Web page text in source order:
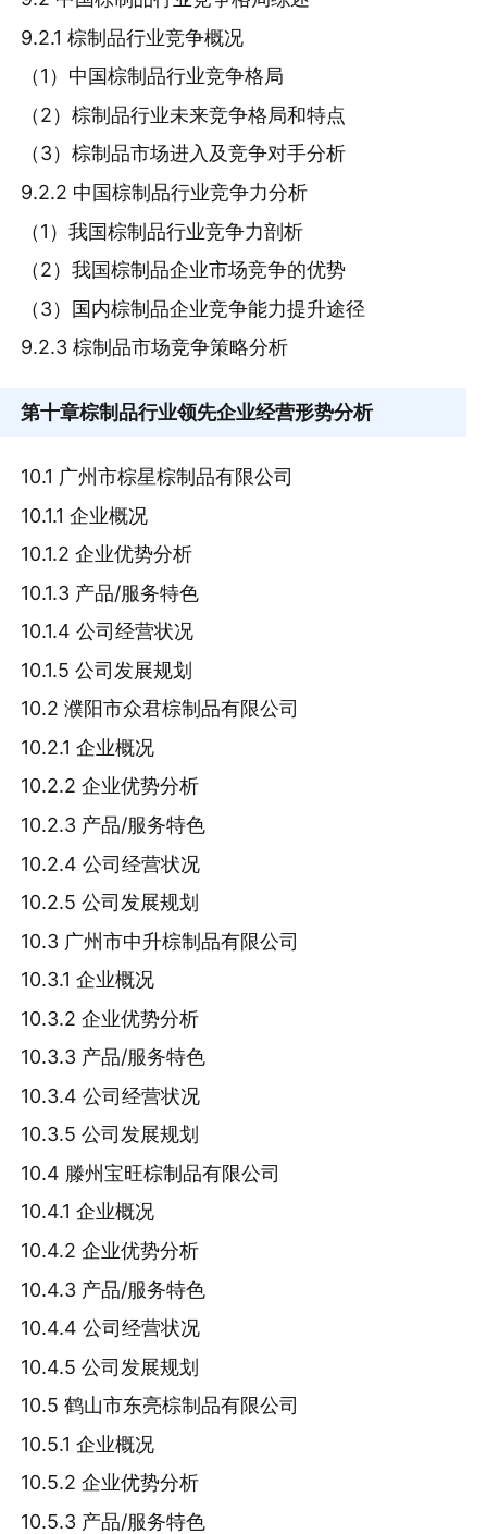
9.2.1 棕制品行业竞争概况
（1）中国棕制品行业竞争格局
（2）棕制品行业未来竞争格局和特点
（3）棕制品市场进入及竞争对手分析
9.2.2 中国棕制品行业竞争力分析
（1）我国棕制品行业竞争力剖析
（2）我国棕制品企业市场竞争的优势
（3）国内棕制品企业竞争能力提升途径
9.2.3 棕制品市场竞争策略分析
第十章棕制品行业领先企业经营形势分析
10.1 广州市棕星棕制品有限公司
10.1.1 企业概况
10.1.2 企业优势分析
10.1.3 产品/服务特色
10.1.4 公司经营状况
10.1.5 公司发展规划
10.2 濮阳市众君棕制品有限公司
10.2.1 企业概况
10.2.2 企业优势分析
10.2.3 产品/服务特色
10.2.4 公司经营状况
10.2.5 公司发展规划
10.3 广州市中升棕制品有限公司
10.3.1 企业概况
10.3.2 企业优势分析
10.3.3 产品/服务特色
10.3.4 公司经营状况
10.3.5 公司发展规划
10.4 滕州宝旺棕制品有限公司
10.4.1 企业概况
10.4.2 企业优势分析
10.4.3 产品/服务特色
10.4.4 公司经营状况
10.4.5 公司发展规划
10.5 鹤山市东亮棕制品有限公司
10.5.1 企业概况
10.5.2 企业优势分析
10.5.3 产品/服务特色